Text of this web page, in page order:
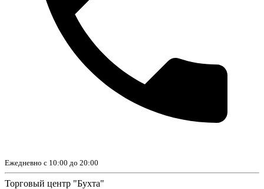
Ежедневно с 10:00 до 20:00
Торговый центр "Бухта"